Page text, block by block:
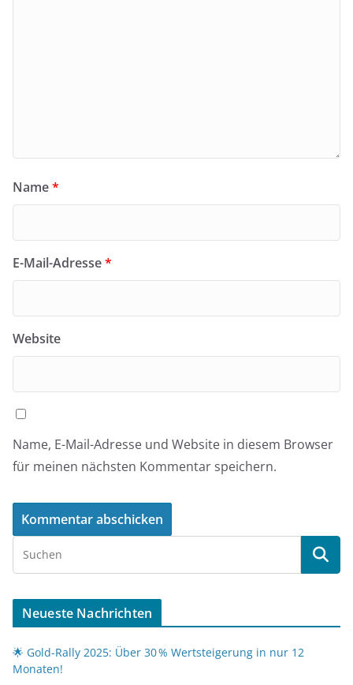
Name*
E-Mail-Adresse*
Website
Name, E-Mail-Adresse und Website in diesem Browser
für meinen nächsten Kommentar speichern.
Neueste Nachrichten
🌟 Gold-Rally 2025: Über 30 % Wertsteigerung in nur 12
Monaten!